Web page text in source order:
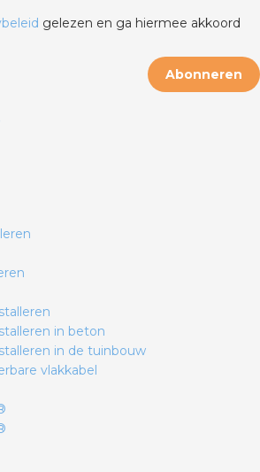
gelezen en ga hiermee akkoord
Abonneren
in beton
in de tuinbouw
vlakkabel